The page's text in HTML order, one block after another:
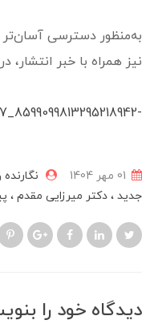
نیز همراه با خبر انتشار،
-8599099813295218942_882716550027537.pdf
جدید
دکتر میرزایی مقدم
دیدگاه خود را